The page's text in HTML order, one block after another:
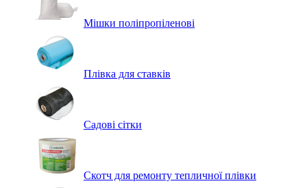
Мішки поліпропіленові
Плівка для ставків
Садові сітки
Скотч для ремонту тепличної плівки